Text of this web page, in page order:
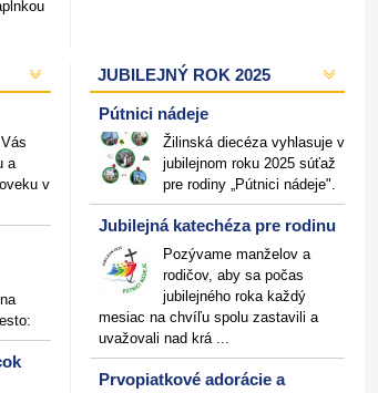
a
v
JUBILEJNÝ ROK 2025
Pútnici nádeje
Žilinská diecéza vyhlasuje v
jubilejnom roku 2025 súťaž
pre rodiny „Pútnici nádeje".
Jubilejná katechéza pre rodinu
Pozývame manželov a
rodičov, aby sa počas
jubilejného roka každý
mesiac na chvíľu spolu zastavili a
uvažovali nad krá ...
Prvopiatkové adorácie a